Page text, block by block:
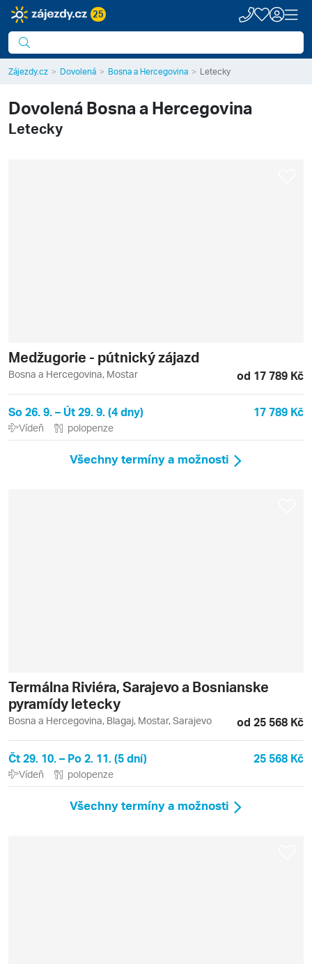
25
Zájezdy.cz Dovolená Bosna a Hercegovina Letecky
Dovolená Bosna a Hercegovina
Letecky
Medžugorie - pútnický zájazd
Bosna a Hercegovina, Mostar od 17 789 Kč
So 26. 9. – Út 29. 9. (4 dny) 17 789 Kč
Vídeň polopenze
Všechny termíny a možnosti
Termálna Riviéra, Sarajevo a Bosnianske
pyramídy letecky
Bosna a Hercegovina, Blagaj, Mostar, Sarajevo od 25 568 Kč
Čt 29. 10. – Po 2. 11. (5 dní) 25 568 Kč
Vídeň polopenze
Všechny termíny a možnosti